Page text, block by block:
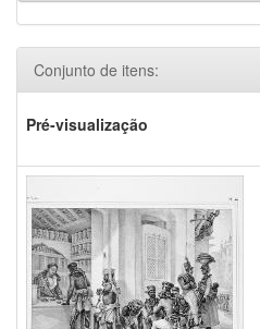
Conjunto de itens:
Pré-visualização